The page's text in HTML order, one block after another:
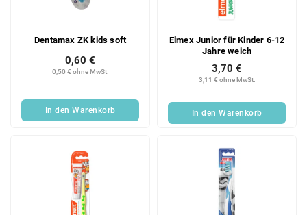
Dentamax ZK kids soft
0,50 € ohne MwSt.
0,60 €
In den Warenkorb
Elmex Junior für Kinder 6-12
Jahre weich
3,11 € ohne MwSt.
3,70 €
In den Warenkorb